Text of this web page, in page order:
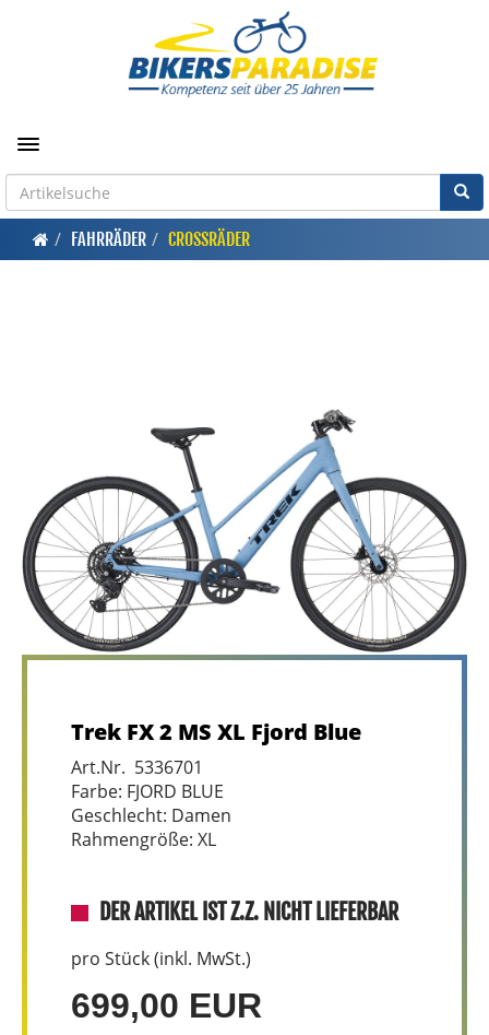
Toggle navigation
FAHRRÄDER CROSSRÄDER
Trek FX 2 MS XL Fjord Blue
Art.Nr. 5336701
Farbe: FJORD BLUE
Geschlecht: Damen
Rahmengröße: XL
DER ARTIKEL IST Z.Z. NICHT LIEFERBAR
pro Stück (inkl. MwSt.)
699,00 EUR